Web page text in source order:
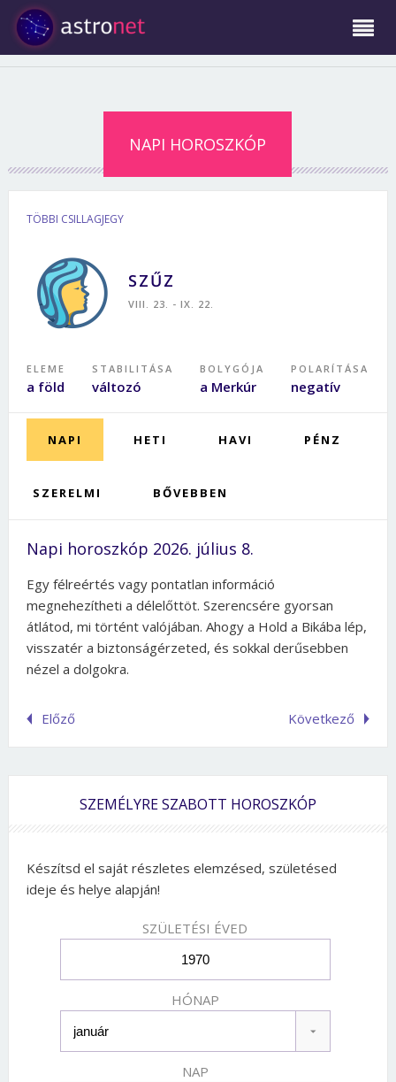
NAPI HOROSZKÓP
TÖBBI CSILLAGJEGY
SZŰZ
VIII. 23. - IX. 22.
ELEME
a föld
STABILITÁSA
változó
BOLYGÓJA
a Merkúr
POLARÍTÁSA
negatív
NAPI HETI HAVI PÉNZ
SZERELMI BŐVEBBEN
Napi horoszkóp 2026. július 8.
Egy félreértés vagy pontatlan információ
megnehezítheti a délelőttöt. Szerencsére gyorsan
átlátod, mi történt valójában. Ahogy a Hold a Bikába lép,
visszatér a biztonságérzeted, és sokkal derűsebben
nézel a dolgokra.
Előző Következő
SZEMÉLYRE SZABOTT HOROSZKÓP
Készítsd el saját részletes elemzésed, születésed
ideje és helye alapján!
SZÜLETÉSI ÉVED
HÓNAP
NAP